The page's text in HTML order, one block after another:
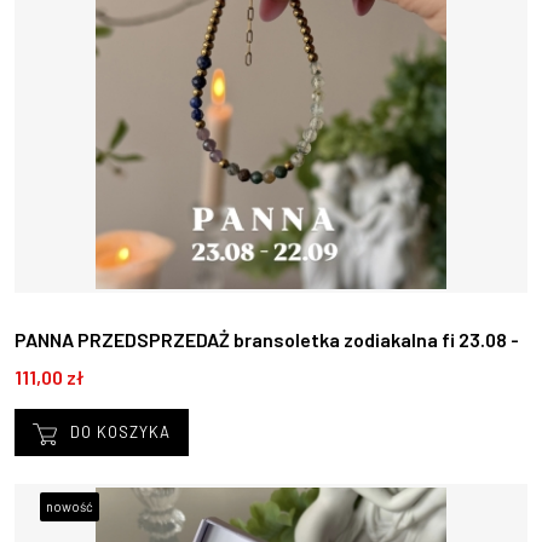
PANNA PRZEDSPRZEDAŻ bransoletka zodiakalna fi 23.08 -
22.09
111,00 zł
DO KOSZYKA
nowość